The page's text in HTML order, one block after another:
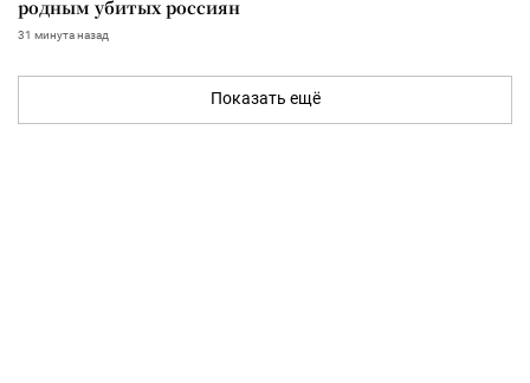
родным убитых россиян
31 минута назад
Показать ещё